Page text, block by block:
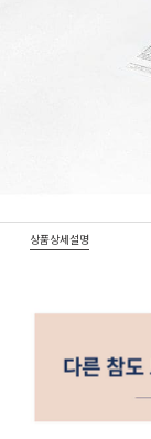
상품상세설명